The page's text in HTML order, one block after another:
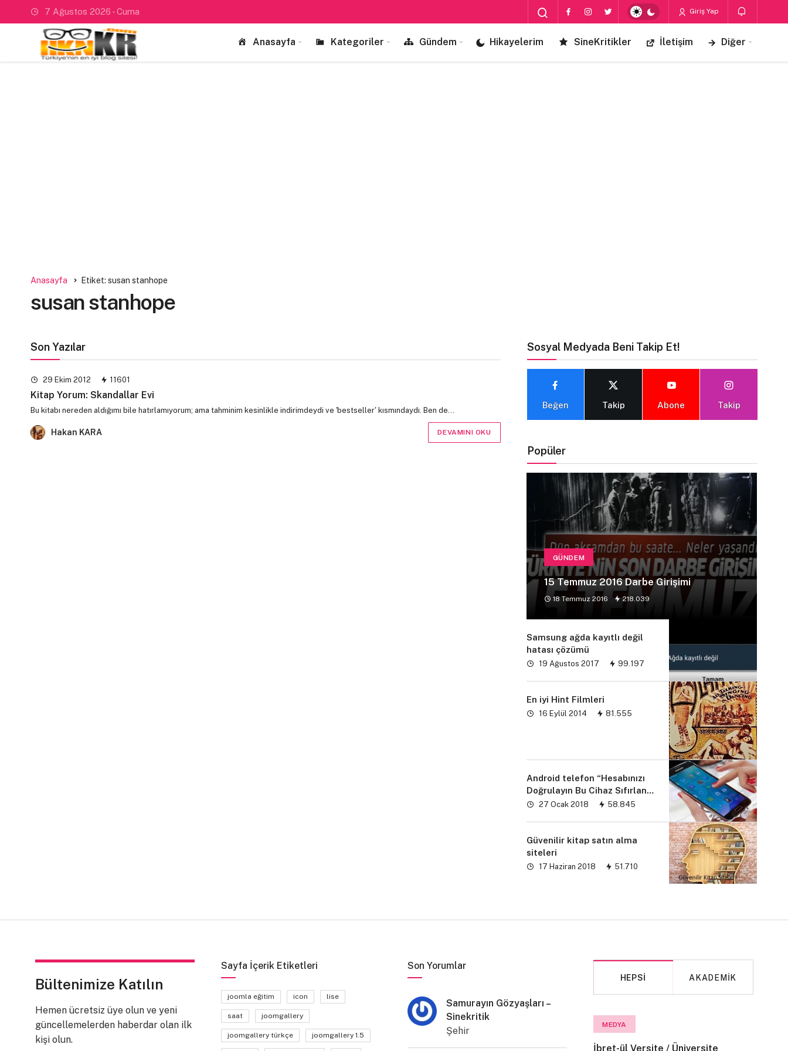
7 Ağustos 2026 - Cuma Giriş Yap
Anasayfa Kategoriler Gündem Hikayelerim SineKritikler İletişim Diğer
Anasayfa Etiket: susan stanhope
susan stanhope
Son Yazılar
29 Ekim 2012 11601
Kitap Yorum: Skandallar Evi
Bu kitabı nereden aldığımı bile hatırlamıyorum; ama tahminim kesinlikle indirimdeydi ve 'bestseller' kısmındaydı. Ben de…
Hakan KARA DEVAMINI OKU
Sosyal Medyada Beni Takip Et!
Beğen Takip Abone Takip
Popüler
GÜNDEM
15 Temmuz 2016 Darbe Girişimi
18 Temmuz 2016 218.039
Samsung ağda kayıtlı değil
hatası çözümü
19 Ağustos 2017 99.197
En iyi Hint Filmleri
16 Eylül 2014 81.555
Android telefon “Hesabınızı
Doğrulayın Bu Cihaz Sıfırlandı
sorunu” çözümü
27 Ocak 2018 58.845
Güvenilir kitap satın alma
siteleri
17 Haziran 2018 51.710
Bültenimize Katılın
Hemen ücretsiz üye olun ve yeni
güncellemelerden haberdar olan ilk
kişi olun.
Sayfa İçerik Etiketleri
joomla eğitim icon lise
saat joomgallery
joomgallery türkçe joomgallery 1.5
Son Yorumlar
Samurayın Gözyaşları –
Sinekritik
Şehir
HEPSI AKADEMIK
MEDYA
İbret-ül Versite / Üniversite